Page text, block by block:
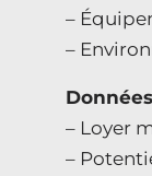
–
–
– Loyer
–